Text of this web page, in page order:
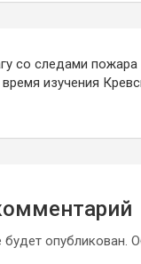
со следами пожара
изучения
опубликован.